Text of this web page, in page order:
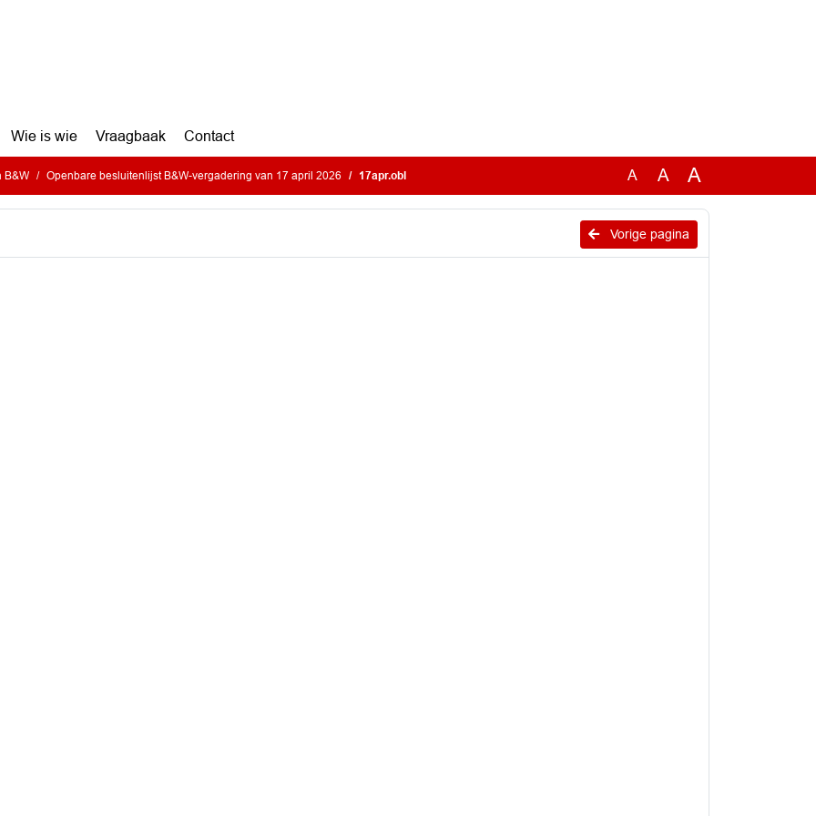
Wie is wie Vraagbaak Contact
B&W Openbare besluitenlijst B&W-vergadering van 17 april 2026 17apr.obl A A A
Vorige pagina